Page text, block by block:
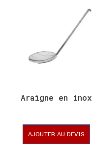
Araigne en inox
AJOUTER AU DEVIS